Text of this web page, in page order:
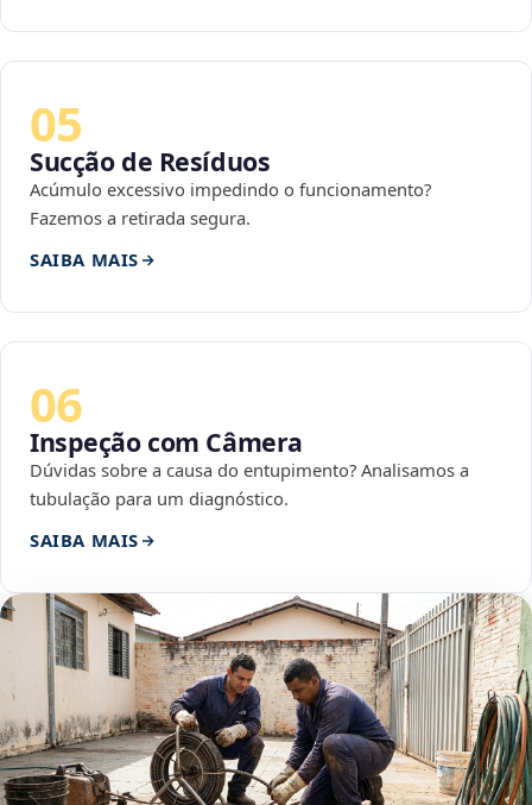
05
Sucção de Resíduos
Acúmulo excessivo impedindo o funcionamento?
Fazemos a retirada segura.
SAIBA MAIS
06
Inspeção com Câmera
Dúvidas sobre a causa do entupimento? Analisamos a
tubulação para um diagnóstico.
SAIBA MAIS